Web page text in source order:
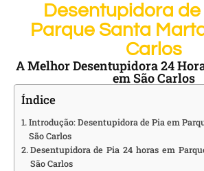
Desentupidora de
Parque Santa
Carlos
A Melhor Desentupidora 24
em São Carlos
Índice
Introdução: Desentupidora de Pia em
São Carlos
Desentupidora de Pia 24 horas em
São Carlos